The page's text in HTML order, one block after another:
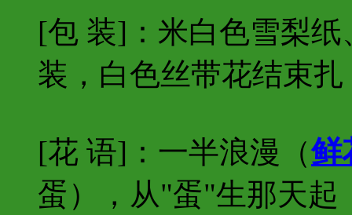
[包 装]：米白色雪梨
装，白色丝带花结束扎
[花 语]：一半浪漫（鲜
蛋），从"蛋"生那天起